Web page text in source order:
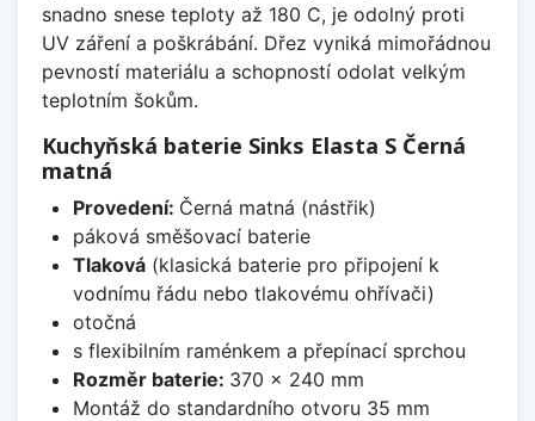
snadno snese teploty až 180 C, je odolný proti
UV záření a poškrábání. Dřez vyniká mimořádnou
pevností materiálu a schopností odolat velkým
teplotním šokům.
Kuchyňská baterie Sinks Elasta S Černá
matná
Provedení: Černá matná (nástřik)
páková směšovací baterie
Tlaková(klasická baterie pro připojení k
vodnímu řádu nebo tlakovému ohřívači)
otočná
s flexibilním raménkem a přepínací sprchou
Rozměr baterie: 370 x 240 mm
Montáž do standardního otvoru 35 mm